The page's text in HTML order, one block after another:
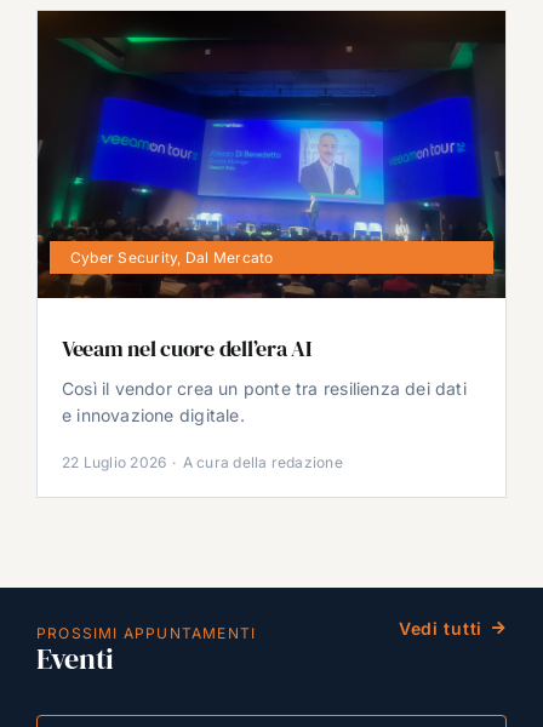
Cyber Security, Dal Mercato
Veeam nel cuore dell’era AI
Così il vendor crea un ponte tra resilienza dei dati
e innovazione digitale.
22 Luglio 2026 · A cura della redazione
PROSSIMI APPUNTAMENTI
Eventi
Vedi tutti